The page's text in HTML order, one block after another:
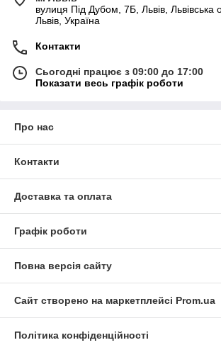
вулиця Під Дубом, 7Б, Львів, Львівська
Львів, Україна
Контакти
Сьогодні працює з 09:00 до 17:00
Показати весь графік роботи
Про нас
Контакти
Доставка та оплата
Графік роботи
Повна версія сайту
Сайт створено на маркетплейсі Prom.ua
Політика конфіденційності